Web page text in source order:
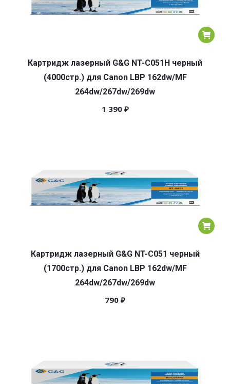
Картридж лазерный G&G NT-C051H черный
(4000стр.) для Canon LBP 162dw/MF
264dw/267dw/269dw
1 390 ₽
Картридж лазерный G&G NT-C051 черный
(1700стр.) для Canon LBP 162dw/MF
264dw/267dw/269dw
790 ₽